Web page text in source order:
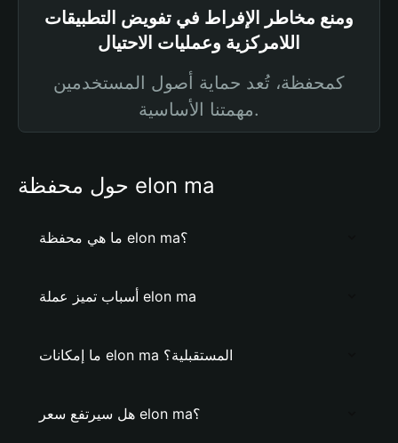
ومنع مخاطر الإفراط في تفويض التطبيقات
اللامركزية وعمليات الاحتيال
كمحفظة، تُعد حماية أصول المستخدمين
مهمتنا الأساسية.
حول محفظة elon ma
ما هي محفظة elon ma؟
أسباب تميز عملة elon ma
ما إمكانات elon ma المستقبلية؟
هل سيرتفع سعر elon ma؟